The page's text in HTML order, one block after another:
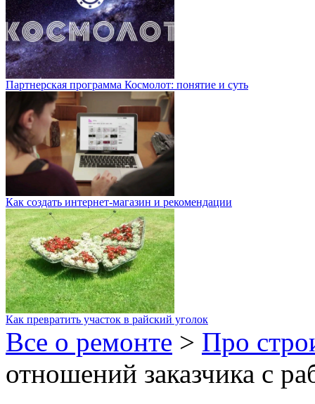
Партнерская программа Космолот: понятие и суть
Как создать интернет-магазин и рекомендации
Как превратить участок в райский уголок
Все о ремонте > Про
отношений заказчика с